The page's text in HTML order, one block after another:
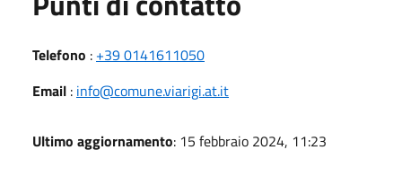
Telefono : +39 0141611050
Email : info@comune.viarigi.at.it
Ultimo aggiornamento: 15 febbraio 2024, 11:23